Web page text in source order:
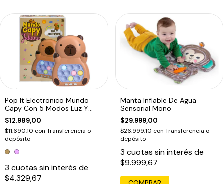
Pop It Electronico Mundo
Capy Con 5 Modos Luz Y
Sonido Marron1
$12.989,00
$11.690,10 con Transferencia o
depósito
3 cuotas sin interés de
$4.329,67
Manta Inflable De Agua
Sensorial Mono
$29.999,00
$26.999,10 con Transferencia o
depósito
3 cuotas sin interés de
$9.999,67